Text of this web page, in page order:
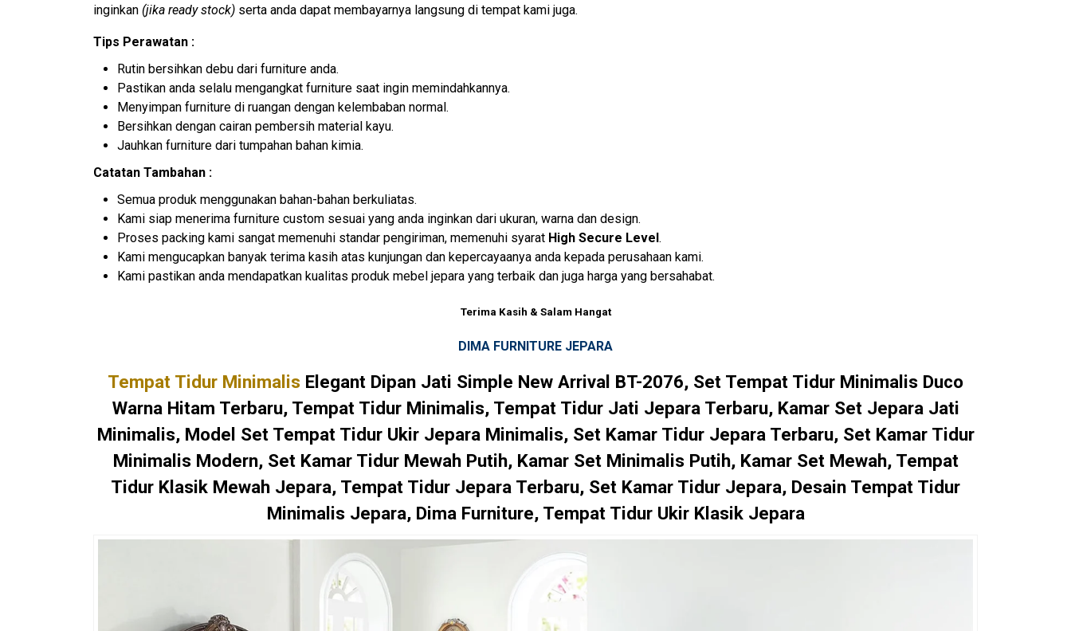
inginkan (jika ready stock) serta anda dapat membayarnya langsung di tempat kami juga.
Tips Perawatan :
Rutin bersihkan debu dari furniture anda.
Pastikan anda selalu mengangkat furniture saat ingin memindahkannya.
Menyimpan furniture di ruangan dengan kelembaban normal.
Bersihkan dengan cairan pembersih material kayu.
Jauhkan furniture dari tumpahan bahan kimia.
Catatan Tambahan :
Semua produk menggunakan bahan-bahan berkuliatas.
Kami siap menerima furniture custom sesuai yang anda inginkan dari ukuran, warna dan design.
Proses packing kami sangat memenuhi standar pengiriman, memenuhi syarat High Secure Level .
Kami mengucapkan banyak terima kasih atas kunjungan dan kepercayaanya anda kepada perusahaan kami.
Kami pastikan anda mendapatkan kualitas produk mebel jepara yang terbaik dan juga harga yang bersahabat.
Terima Kasih & Salam Hangat
DIMA FURNITURE JEPARA
Tempat Tidur Minimalis Elegant Dipan Jati Simple New Arrival BT-2076, Set Tempat Tidur Minimalis Duco
Warna Hitam Terbaru, Tempat Tidur Minimalis, Tempat Tidur Jati Jepara Terbaru, Kamar Set Jepara Jati
Minimalis, Model Set Tempat Tidur Ukir Jepara Minimalis, Set Kamar Tidur Jepara Terbaru, Set Kamar Tidur
Minimalis Modern, Set Kamar Tidur Mewah Putih, Kamar Set Minimalis Putih, Kamar Set Mewah, Tempat
Tidur Klasik Mewah Jepara, Tempat Tidur Jepara Terbaru, Set Kamar Tidur Jepara, Desain Tempat Tidur
Minimalis Jepara, Dima Furniture, Tempat Tidur Ukir Klasik Jepara